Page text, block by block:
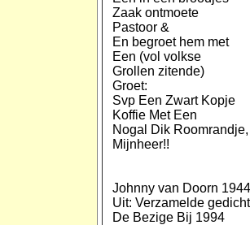
Zaak ontmoete
Pastoor &
En begroet hem met
Een (vol volkse
Grollen zitende)
Groet:
Svp Een Zwart Kopje
Koffie Met Een
Nogal Dik Roomrandje,
Mijnheer!!
Johnny van Doorn
Uit: Verzamelde
De Bezige Bij 1994